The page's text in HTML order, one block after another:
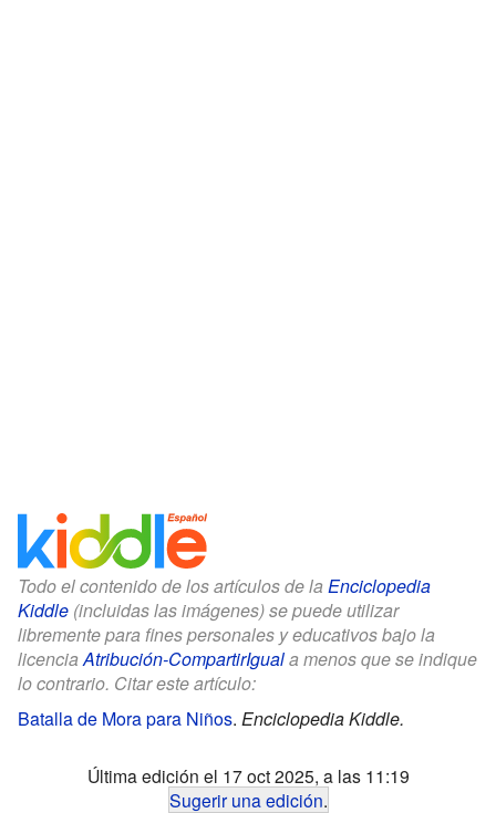
Todo el contenido de los artículos de la Enciclopedia
Kiddle (incluidas las imágenes) se puede utilizar
libremente para fines personales y educativos bajo la
licenciaAtribución-CompartirIguala menos que se indique
lo contrario. Citar este artículo:
Batalla de Mora para Niños. Enciclopedia Kiddle.
Última edición el 17 oct 2025, a las 11:19
Sugerir una edición.